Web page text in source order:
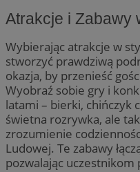
Atrakcje i Zabawy
Wybierając atrakcje w
stworzyć prawdziwą
okazja, by przenieść
Wyobraź sobie gry i
latami – bierki, chińczyk
świetna rozrywka, ale
zrozumienie
Ludowej. Te zabawy
pozwalając uczestnikom